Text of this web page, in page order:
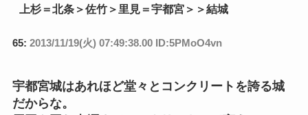
上杉＝北条＞佐竹＞里見＝宇都宮＞＞結城
65: 2013/11/19(火) 07:49:38.00 ID:5PMoO4vn
宇都宮城はあれほど堂々とコンクリートを誇る城
だからな。